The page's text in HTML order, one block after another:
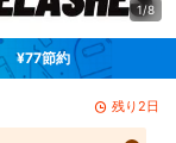
1/8
¥77節約
残り2日